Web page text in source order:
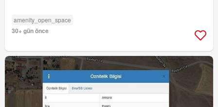
amenity_open_space
30+ gün önce